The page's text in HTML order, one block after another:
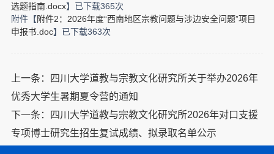
选题指南.docx】已下载365次
附件【附件2：2026年度“西南地区宗教问题与涉边安全问题”项目
申报书.doc】已下载363次
上一条：
四川大学道教与宗教文化研究所关于举办2026年
优秀大学生暑期夏令营的通知
下一条：
四川大学道教与宗教文化研究所2026年对口支援
专项博士研究生招生复试成绩、拟录取名单公示